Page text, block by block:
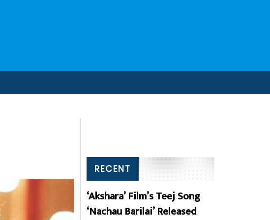
RECENT
‘Akshara’ Film’s Teej Song
‘Nachau Barilai’ Released